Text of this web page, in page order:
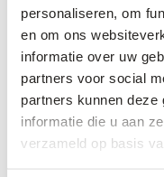
personaliseren, om
en om ons
informatie over uw
partners voor social
partners kunnen deze
informatie die u aan
verzameld op basis
Klaar voor een
beleving en IT?
zoeken wij talent
Stuur ons